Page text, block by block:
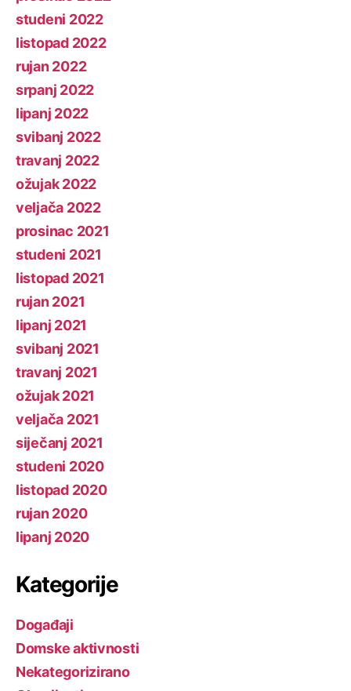
studeni 2022
listopad 2022
rujan 2022
srpanj 2022
lipanj 2022
svibanj 2022
travanj 2022
ožujak 2022
veljača 2022
prosinac 2021
studeni 2021
listopad 2021
rujan 2021
lipanj 2021
svibanj 2021
travanj 2021
ožujak 2021
veljača 2021
siječanj 2021
studeni 2020
listopad 2020
rujan 2020
lipanj 2020
Kategorije
Događaji
Domske aktivnosti
Nekategorizirano